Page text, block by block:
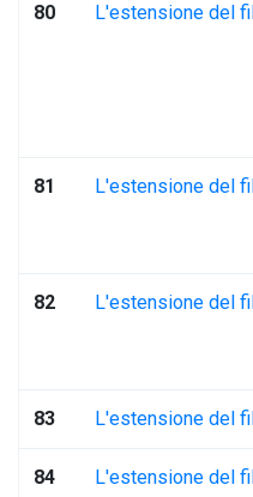
80 L'estensione del
81 L'estensione del
82 L'estensione del
83 L'estensione del
84 L'estensione del